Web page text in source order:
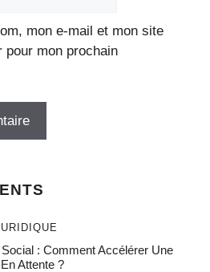
mon e-mail et mon site
pour mon prochain
: Comment Accélérer Une
Attente ?